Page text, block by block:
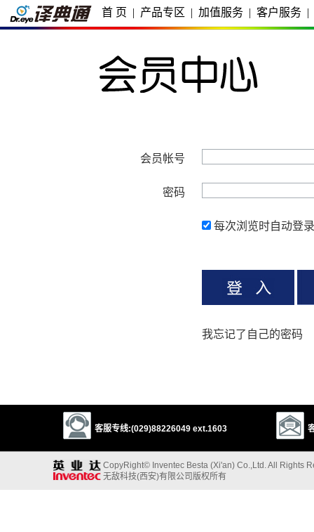
首 页 | 产品专区 | 加值服务 | 客户服务 |
会员帐号
密码
每次浏览时自动登录
我忘记了自己的密码
客服专线:(029)88226049 ext.1603
CopyRight© Inventec Besta (Xi'an) Co.,Ltd. All Rights
无敌科技(西安)有限公司版权所有